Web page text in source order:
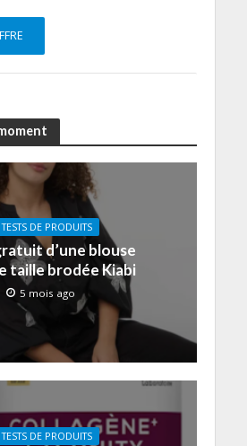
TESTS DE PRODUITS
d’une blouse
taille brodée Kiabi
5 mois ago
TESTS DE PRODUITS